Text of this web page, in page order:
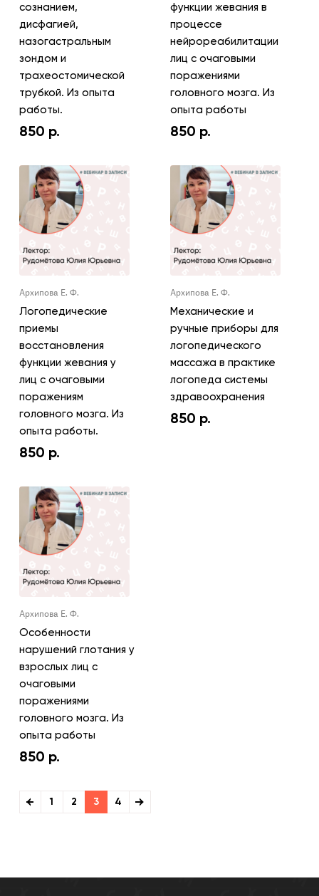
сознанием,
дисфагией,
назогастральным
зондом и
трахеостомической
трубкой. Из опыта
работы.
850 р.
функции жевания в
процессе
нейрореабилитации
лиц с очаговыми
поражениями
головного мозга. Из
опыта работы
850 р.
Архипова Е. Ф.
Логопедические
приемы
восстановления
функции жевания у
лиц с очаговыми
поражениям
головного мозга. Из
опыта работы.
850 р.
Архипова Е. Ф.
Механические и
ручные приборы для
логопедического
массажа в практике
логопеда системы
здравоохранения
850 р.
Архипова Е. Ф.
Особенности
нарушений глотания у
взрослых лиц с
очаговыми
поражениями
головного мозга. Из
опыта работы
850 р.
1 2 3 4